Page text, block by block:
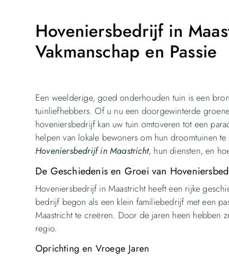
Hoveniersbedrijf in
Vakmanschap en Passie
Een weelderige, goed onderhouden tuin is een
tuinliefhebbers. Of u nu een doorgewinterde
hoveniersbedrijf kan uw tuin omtoveren tot een
helpen van lokale bewoners om hun droomtuinen
Hoveniersbedrijf in Maastricht, hun diensten, en
De Geschiedenis en Groei van
Hoveniersbedrijf in Maastricht heeft een rijke
bedrijf begon als een klein familiebedrijf met een
Maastricht te creëren. Door de jaren heen hebben
regio.
Oprichting en Vroege Jaren